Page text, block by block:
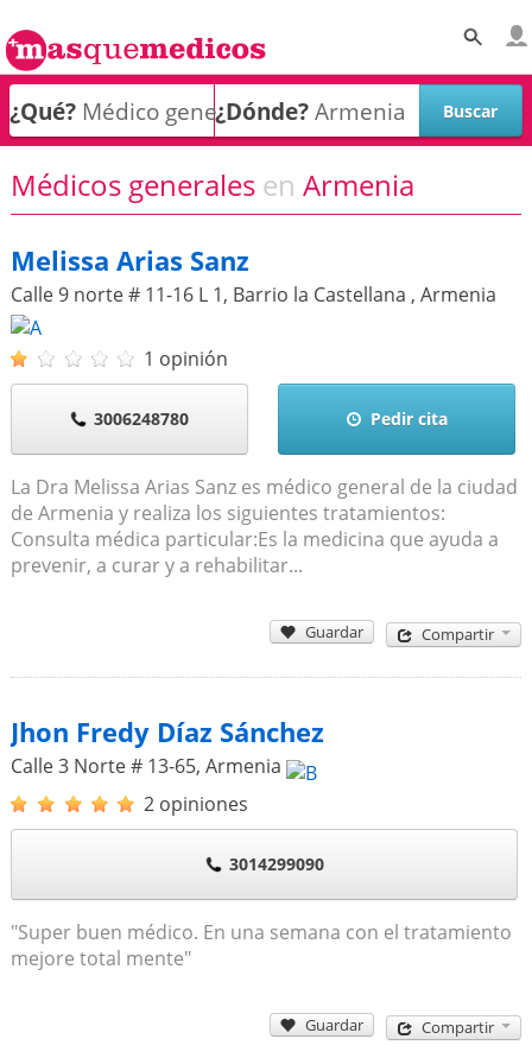
¿Qué? ¿Dónde?
Médicos generales en Armenia
Melissa Arias Sanz
Calle 9 norte # 11-16 L 1, Barrio la Castellana , Armenia
1 opinión
3006248780 Pedir cita
La Dra Melissa Arias Sanz es médico general de la ciudad
de Armenia y realiza los siguientes tratamientos:
Consulta médica particular:Es la medicina que ayuda a
prevenir, a curar y a rehabilitar...
Guardar Compartir
Jhon Fredy Díaz Sánchez
Calle 3 Norte # 13-65, Armenia
2 opiniones
3014299090
"Super buen médico. En una semana con el tratamiento
mejore total mente"
Guardar Compartir